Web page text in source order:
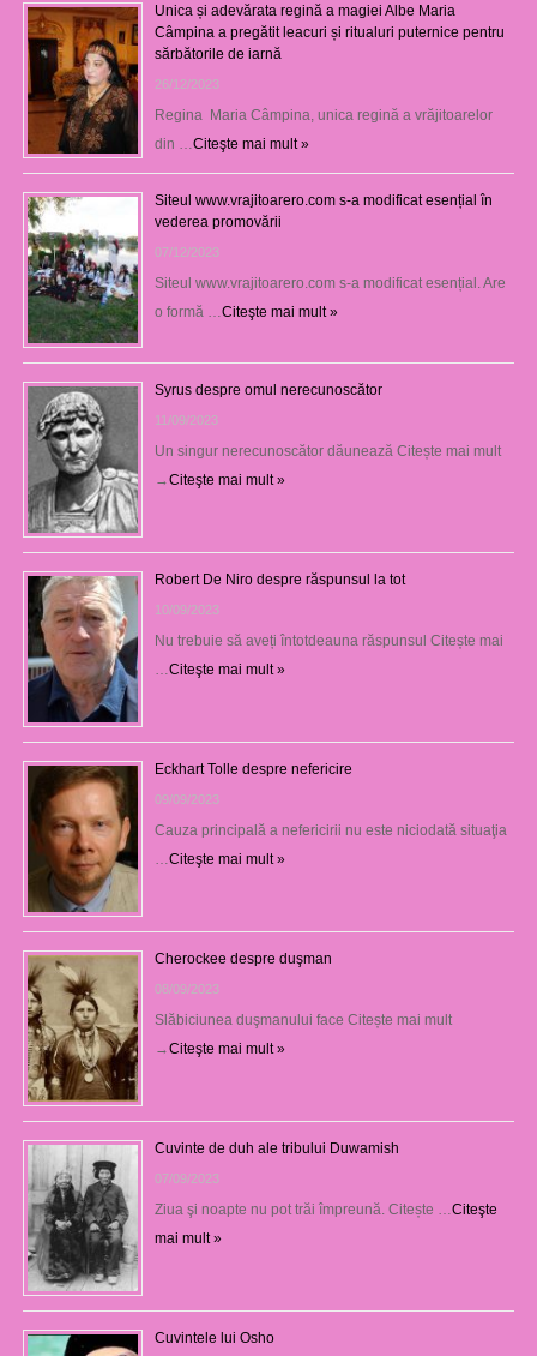
Unica și adevărata regină a magiei Albe Maria
Câmpina a pregătit leacuri și ritualuri puternice pentru
sărbătorile de iarnă
26/12/2023
Regina Maria Câmpina, unica regină a vrăjitoarelor
din … Citeşte mai mult »
Siteul www.vrajitoarero.com s-a modificat esențial în
vederea promovării
07/12/2023
Siteul www.vrajitoarero.com s-a modificat esențial. Are
o formă … Citeşte mai mult »
Syrus despre omul nerecunoscător
11/09/2023
Un singur nerecunoscător dăunează Citește mai mult
→Citeşte mai mult »
Robert De Niro despre răspunsul la tot
10/09/2023
Nu trebuie să aveți întotdeauna răspunsul Citește mai
Citeşte mai mult »
Eckhart Tolle despre nefericire
09/09/2023
Cauza principală a nefericirii nu este niciodată situaţia
Citeşte mai mult »
Cherockee despre duşman
08/09/2023
Slăbiciunea duşmanului face Citește mai mult
→Citeşte mai mult »
Cuvinte de duh ale tribului Duwamish
07/09/2023
Ziua şi noapte nu pot trăi împreună. Citește … Citeşte
mai mult »
Cuvintele lui Osho